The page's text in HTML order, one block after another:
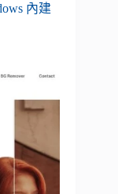
內建